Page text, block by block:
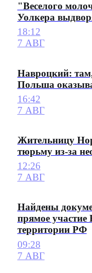
"Веселого
Уолкера
18:12
7 АВГ
Навроцкий:
Польша
16:42
7 АВГ
Жительницу
тюрьму из-за
12:26
7 АВГ
Найдены
прямое
территории РФ
09:28
7 АВГ